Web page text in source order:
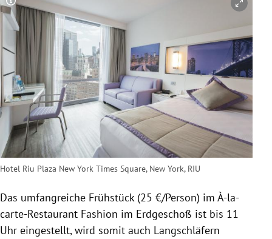
Copyright-Hinweis öffnen/schließen
Hotel Riu Plaza New York Times Square, New York, RIU
Das umfangreiche Frühstück (25 €/Person) im À-la-
carte-Restaurant Fashion im Erdgeschoß ist bis 11
Uhr eingestellt, wird somit auch Langschläfern